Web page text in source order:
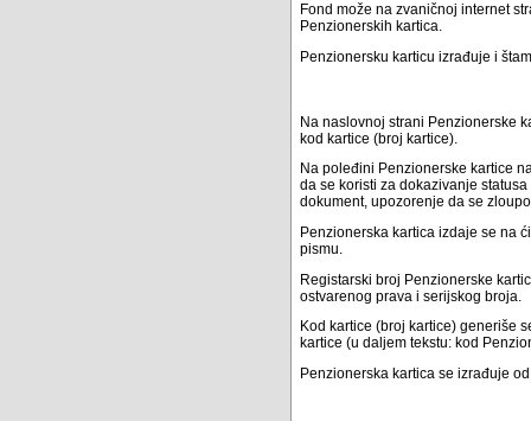
Fond može na zvaničnoj internet
Penzionerskih kartica.
Penzionersku karticu izrađuje i
Na naslovnoj strani Penzionerske
kod kartice (broj kartice).
Na poleđini Penzionerske kartice
da se koristi za dokazivanje
dokument, upozorenje da se
Penzionerska kartica izdaje se na
pismu.
Registarski broj Penzionerske
ostvarenog prava i serijskog broja.
Kod kartice (broj kartice) generiše
kartice (u daljem tekstu: kod
Penzionerska kartica se izrađuje